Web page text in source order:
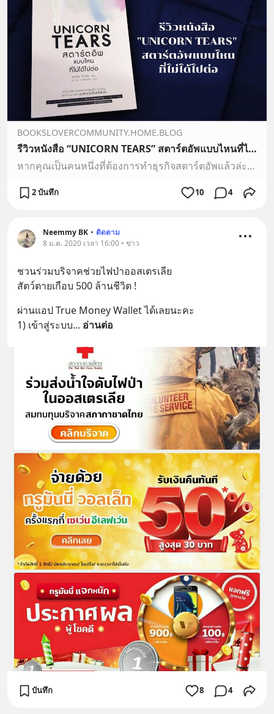
BOOKSLOVERCOMMUNITY.HOME.BLOG
รีวิวหนังสือ “UNICORN TEARS” สตาร์ตอัพแบบไหนที่ไม่ได้ไปต่อ
หากคุณเป็นคนหนึ่งที่ต้องการทำธุรกิจสตาร์ตอัพแล้วล่ะก็ เ…
2 บันทึก 10 4
Neemmy BK • ติดตาม
8 ม.ค. 2020 เวลา 16:00 • ข่าว
ชวนร่วมบริจาคช่วยไฟป่าออสเตรเลีย
สัตว์ตายเกือบ 500 ล้านชีวิต !
ผ่านแอป True Money Wallet ได้เลยนะคะ
1) เข้าสู่ระบบ... อ่านต่อ
บันทึก 8 4